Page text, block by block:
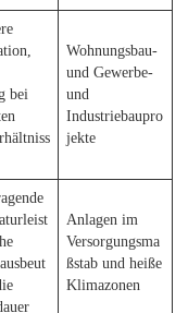
bei
Wohnungsbau-
und Gewerbe-
und
Industriebaupro
jekte
Anlagen im
Versorgungsma
ßstab und heiße
Klimazonen